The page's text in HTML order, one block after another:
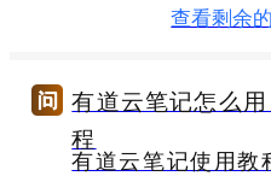
查看剩余
有道云笔记怎么
程
有道云笔记使用